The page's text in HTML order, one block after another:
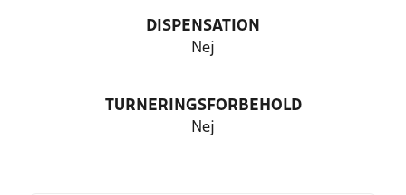
DISPENSATION
Nej
TURNERINGSFORBEHOLD
Nej